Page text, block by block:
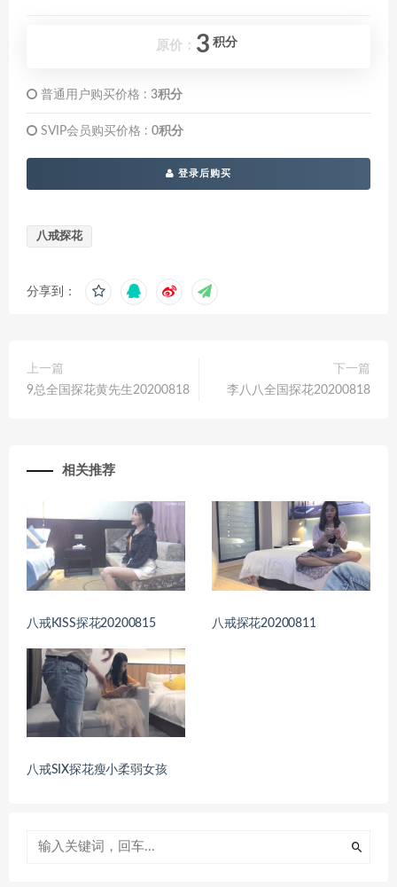
原价： 3 积分
普通用户购买价格 : 3积分
SVIP会员购买价格 : 0积分
登录后购买
八戒探花
分享到：
上一篇
9总全国探花黄先生20200818
下一篇
李八八全国探花20200818
相关推荐
八戒KISS探花20200815 八戒探花20200811
八戒SIX探花瘦小柔弱女孩